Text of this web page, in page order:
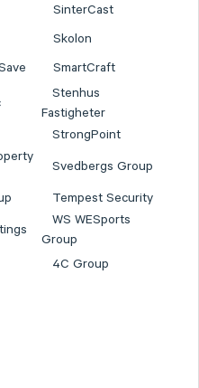
SinterCast
Skolon
SmartCraft
Stenhus
Fastigheter
StrongPoint
Svedbergs Group
Tempest Security
WS WESports
Group
4C Group